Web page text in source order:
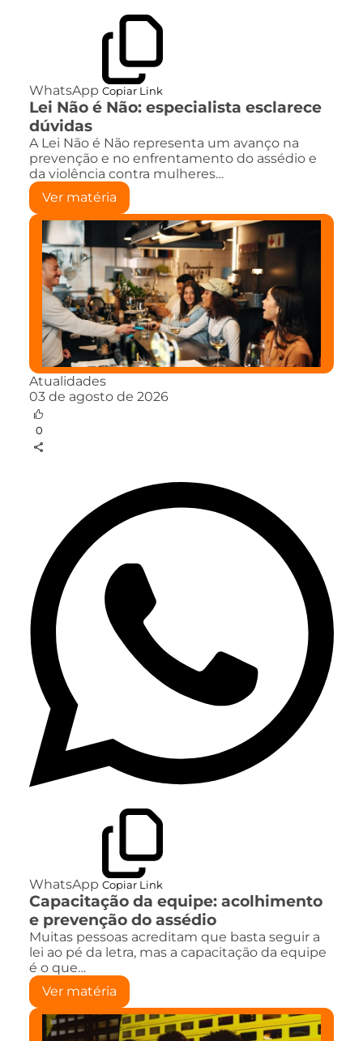
WhatsApp Copiar Link
Lei Não é Não: especialista esclarece
dúvidas
A Lei Não é Não representa um avanço na
prevenção e no enfrentamento do assédio e
da violência contra mulheres…
Ver matéria
Atualidades
03 de agosto de 2026
0
WhatsApp Copiar Link
Capacitação da equipe: acolhimento
e prevenção do assédio
Muitas pessoas acreditam que basta seguir a
lei ao pé da letra, mas a capacitação da equipe
é o que…
Ver matéria